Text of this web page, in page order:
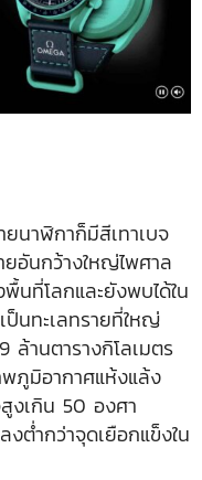
นาฬิกาก็มีสีเทาเบจ
อันกว้างใหญ่ไพศาล
นที่โลกและยังพบได้ใน
ป็นทะเลทรายที่ใหญ่
ล้านตารางกิโลเมตร
ภูมิอากาศแห้งแล้ง
งเกิน 50 องศา
งต่ำกว่าจุดเยือกแข็งใน